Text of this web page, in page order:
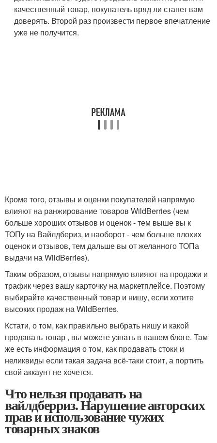
качественный товар, покупатель вряд ли станет вам
доверять. Второй раз произвести первое впечатление
уже не получится.
Кроме того, отзывы и оценки покупателей напрямую
влияют на ранжирование товаров WildBerries (чем
больше хороших отзывов и оценок - тем выше вы к
ТОПу на Вайлдбериз, и наоборот - чем больше плохих
оценок и отзывов, тем дальше вы от желанного ТОПа
выдачи на WildBerries).
Таким образом, отзывы напрямую влияют на продажи и
трафик через вашу карточку на маркетплейсе. Поэтому
выбирайте качественный товар и нишу, если хотите
высоких продаж на WildBerries.
Кстати, о том, как правильно выбрать нишу и какой
продавать товар , вы можете узнать в нашем блоге. Там
же есть информация о том, как продавать стоки и
неликвиды если такая задача всё-таки стоит, а портить
свой аккаунт не хочется.
Что нельзя продавать на
вайлдберриз. Нарушение авторских
прав и использование чужих
товарных знаков